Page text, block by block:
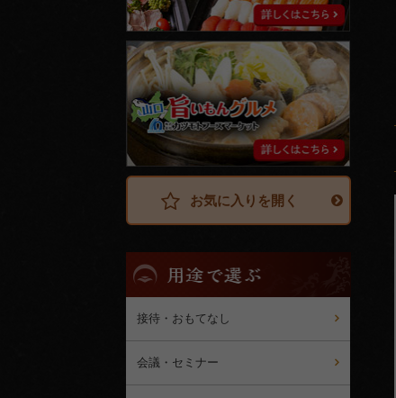
山
口
旨
い
も
ル
メ
お気に入りを開く
用
途
で
選
ぶ
接待・おもてなし
会議・セミナー